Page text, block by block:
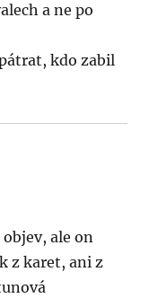
a ne po
kdo zabil
ale on
z karet, ani z